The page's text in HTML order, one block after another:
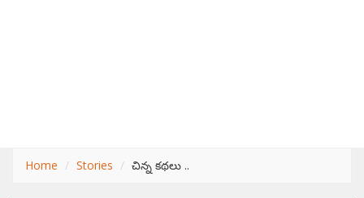
Home Stories చిన్న కథలు ..